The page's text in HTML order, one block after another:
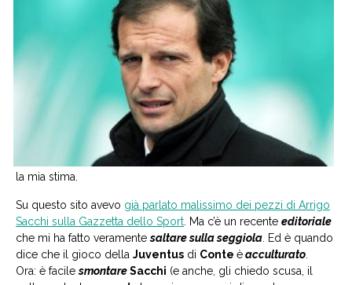
la mia stima.
Su questo sito avevo già parlato malissimo dei pezzi di Arrigo
Sacchi sulla Gazzetta dello Sport . Ma c’è un recente editoriale
che mi ha fatto veramentesaltare sulla seggiola . Ed è quando
dice che il gioco della Juventus di Conte èacculturato
Ora: è facilesmontareSacchi (e anche, gli chiedo scusa, il